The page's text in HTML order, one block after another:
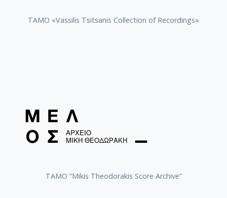
TAMO «Vassilis Tsitsanis Collection of Recordings»
TAMO “Mikis Theodorakis Score Archive”